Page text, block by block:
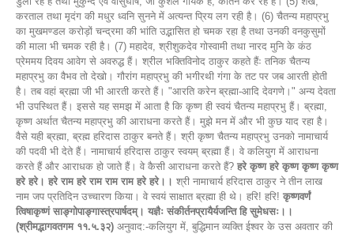
करताल तथा मृदंग की मधुर ध्वनि सुनने में अत्यन्त प्रिय लग रही है। (6) चैतन्य महाप्रभु
का मुखमण्डल करोड़ों चन्द्रमा की भांति उद्भासित हो चमक रहा है तथा उनकी वनकुसुमों
की माला भी चमक रही है। (7) महादेव, श्रीशुकदेव गोस्वामी तथा नारद मुनि के कंठ
प्रेममय दिवय आवेग से अवरुद्ध हैं। श्रील भक्तिविनोद ठाकुर कहते हैंः तनिक चैतन्य
महाप्रभु का वैभव तो देखो। गौरांग महाप्रभु की भगीरथी गंगा के तट पर जब आरती होती
है। तब वहां ब्रह्मा जी भी आरती करते हैं। "आरति करेन ब्रह्मा-आदि देवगणे।" अन्य देवता
भी उपस्थित हैं। इससे यह समझ में आता है कि कृष्ण ही स्वयं चैतन्य महाप्रभु हैं। ब्रह्मा,
कृष्ण अर्थात चैतन्य महाप्रभु की आराधना करते हैं। मुझे मन में और भी कुछ याद रहा है।
वैसे यही ब्रह्मा, ब्रह्म हरिदास ठाकुर बनते हैं। श्री कृष्ण चैतन्य महाप्रभु उनको नामाचार्य
की पदवी भी देते हैं। नामाचार्य हरिदास ठाकुर स्वयम् ब्रह्मा हैं। वे कलियुग में आराधना
करते हैं और आराधक हो जाते हैं। वे कैसी आराधना करते हैं? हरे कृष्ण हरे कृष्ण कृष्ण कृष्ण
हरे हरे। हरे राम हरे राम राम राम हरे हरे।। श्री नामाचार्य हरिदास ठाकुर ने तीन लाख
नाम जप प्रतिदिन उच्चारण किया। वे स्वयं साक्षात ब्रह्मा ही थे। हरि! हरि! कृष्णवर्णं
त्विषाकृष्णं साङ्गोपाङ्गास्त्रपार्षदम्। यज्ञैः संकीर्तनप्रायैर्यजन्ति हि सुमेधसः।।
(श्रीमद्भागवतगम ११.५.३२) अनुवाद:-कलियुग में, बुद्धिमान व्यक्ति ईश्वर के उस अवतार की